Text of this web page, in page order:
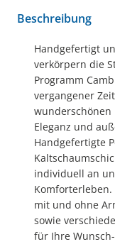
Beschreibung
Handgefertigt
verkörpern die
Programm
vergangener
wunderschönen
Eleganz und
Handgefertigte
individuell an
mit und ohne
sowie
für Ihre